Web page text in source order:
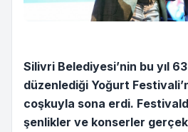
Silivri Belediyesi’nin bu yıl
düzenlediği Yoğurt
coşkuyla sona erdi.
şenlikler ve konserler